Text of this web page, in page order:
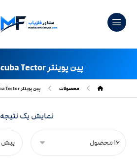
پین پوینتر Quest Scuba Tector
محصولات پین پوینتر Quest Scuba Tector
نمایش یک نتیجه